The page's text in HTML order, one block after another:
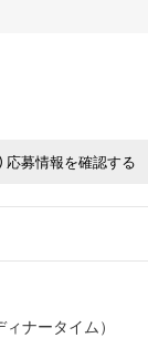
募情報を確認する
ナータイム）